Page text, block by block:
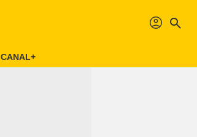
profil search
CANAL+